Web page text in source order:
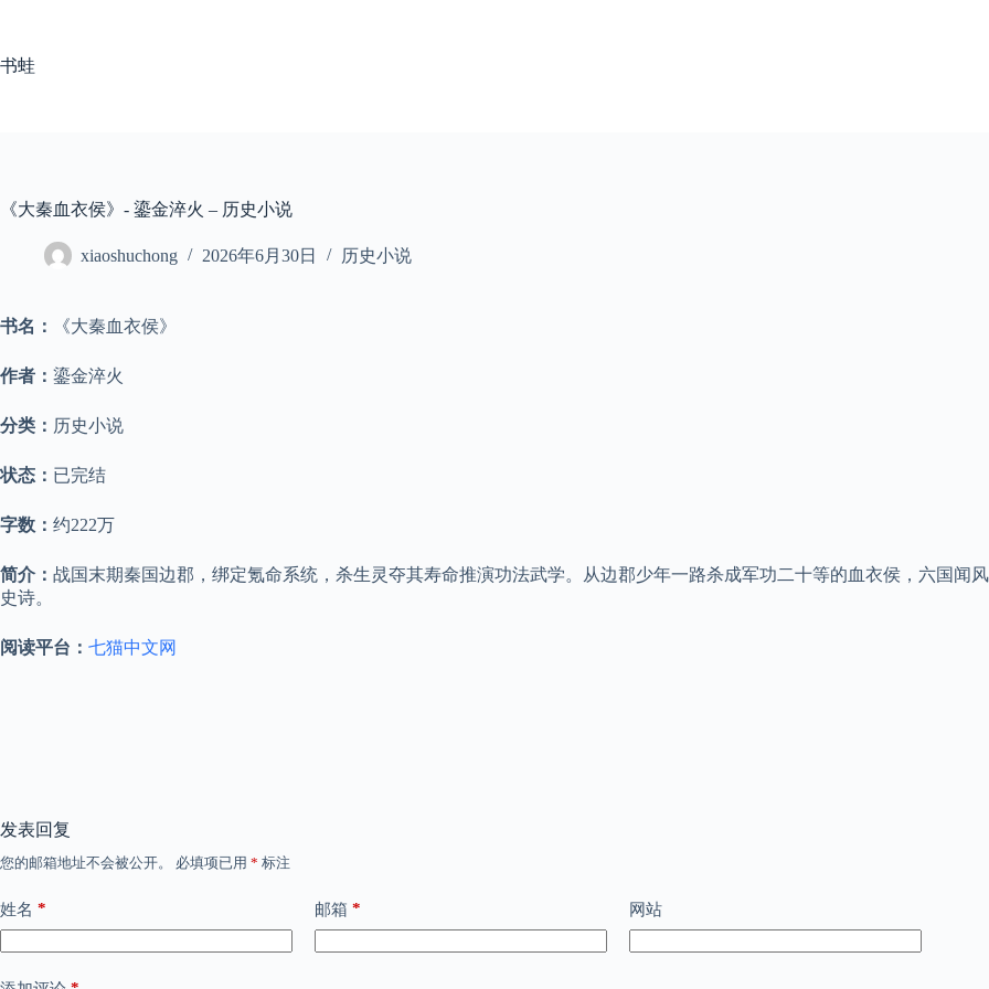
内
容
书蛙
《大秦血衣侯》- 鎏金淬火 – 历史小说
xiaoshuchong 2026年6月30日 历史小说
书名： 《大秦血衣侯》
作者： 鎏金淬火
分类： 历史小说
状态： 已完结
字数： 约222万
简介： 战国末期秦国边郡，绑定氪命系统，杀生灵夺其寿命推演功法武学。从边郡少年一路杀成军功二十等的血衣侯，六国闻
史诗。
阅读平台： 七猫中文网
发表回复
您的邮箱地址不会被公开。 必填项已用 * 标注
姓名 * 邮箱 * 网站